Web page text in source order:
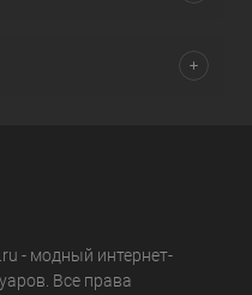
- модный интернет-
Все права